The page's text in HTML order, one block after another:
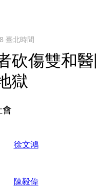
臺北時間
砍傷雙和
獄
會
徐文鴻
陳毅偉